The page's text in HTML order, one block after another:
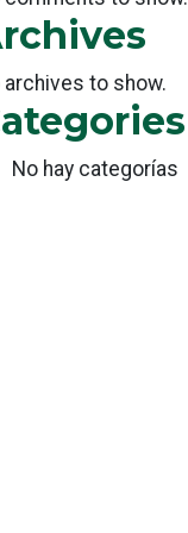
archives to show.
No hay categorías